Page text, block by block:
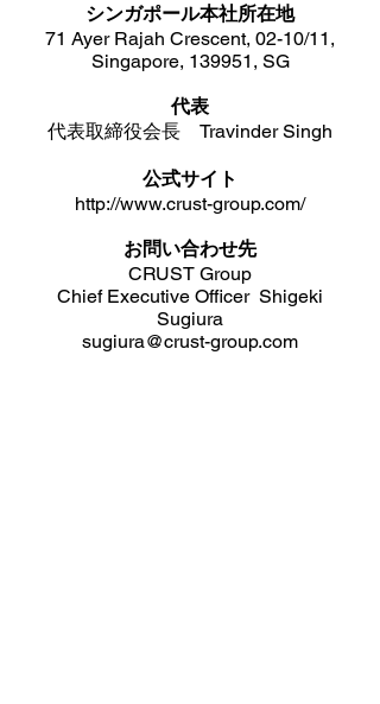
シンガポール本社所在地
71 Ayer Rajah Crescent, 02-10/11,
Singapore, 139951, SG
代表
代表取締役会長 Travinder Singh
公式サイト
http://www.crust-group.com/
お問い合わせ先
CRUST Group
Chief Executive Officer Shigeki
Sugiura
sugiura@crust-group.com